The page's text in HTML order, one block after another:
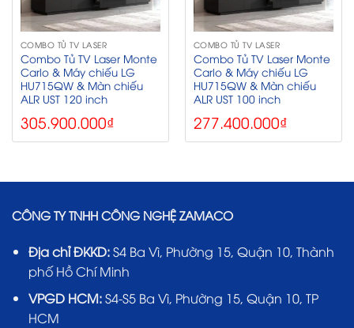
COMBO TỦ TV LASER
Combo Tủ TV Laser Monte
Carlo & Máy chiếu LG
HU715QW & Màn chiếu
ALR UST 120 inch
305.900.000₫
COMBO TỦ TV LASER
Combo Tủ TV Laser Monte
Carlo & Máy chiếu LG
HU715QW & Màn chiếu
ALR UST 100 inch
277.400.000₫
CÔNG TY TNHH CÔNG NGHỆ ZAMACO
Địa chỉ ĐKKD:S4 Ba Vì, Phường 15, Quận 10, Thành
phố Hồ Chí Minh
VPGD HCM:S4-S5 Ba Vì, Phường 15, Quận 10, TP
HCM